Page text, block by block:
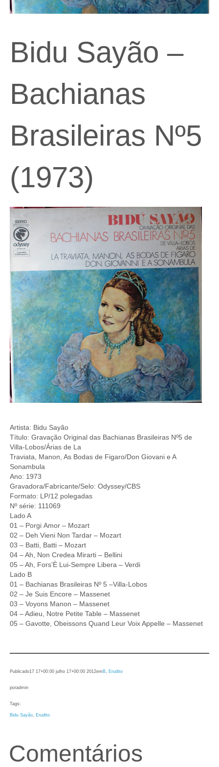
Bidu Sayão –
Bachianas
Brasileiras Nº5
(1973)
Artista: Bidu Sayão
Título: Gravação Original das Bachianas Brasileiras Nº5 de
Villa-Lobos/Árias de La
Traviata, Manon, As Bodas de Figaro/Don Giovani e A
Sonambula
Ano: 1973
Gravadora/Fabricante/Selo: Odyssey/CBS
Formato: LP/12 polegadas
Nº série: 111069
Lado A
01 – Porgi Amor – Mozart
02 – Deh Vieni Non Tardar – Mozart
03 – Batti, Batti – Mozart
04 – Ah, Non Credea Mirarti – Bellini
05 – Ah, Fors’È Lui-Sempre Libera – Verdi
Lado B
01 – Bachianas Brasileiras Nº 5 –Villa-Lobos
02 – Je Suis Encore – Massenet
03 – Voyons Manon – Massenet
04 – Adieu, Notre Petite Table – Massenet
05 – Gavotte, Obeissons Quand Leur Voix Appelle – Massenet
Publicado17 17+00:00 julho 17+00:00 2012em B Erudito
poradmin
Tags:
Bidu Sayão Erudito
Comentários